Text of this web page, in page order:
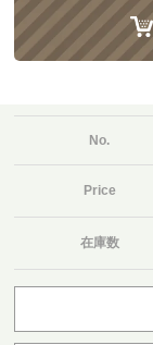
No.
Price
在庫数